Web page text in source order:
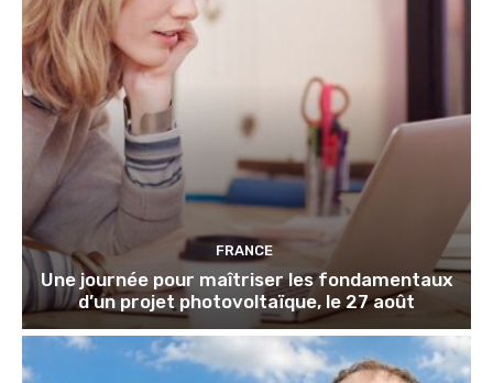
FRANCE
Une journée pour maîtriser les fondamentaux
d’un projet photovoltaïque, le 27 août